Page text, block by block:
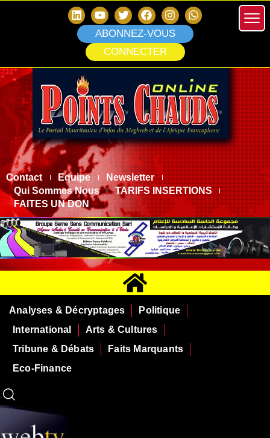
ABONNEZ-VOUS
CONNECTER
Contact Equipe
Newsletter
Qui Sommes Nous
TARIFS INSERTIONS
FAITES UN DON
Analyses & Décryptages
Politique
International
Arts & Cultures
Tribune & Débats
Faits Marquants
Eco-Finance